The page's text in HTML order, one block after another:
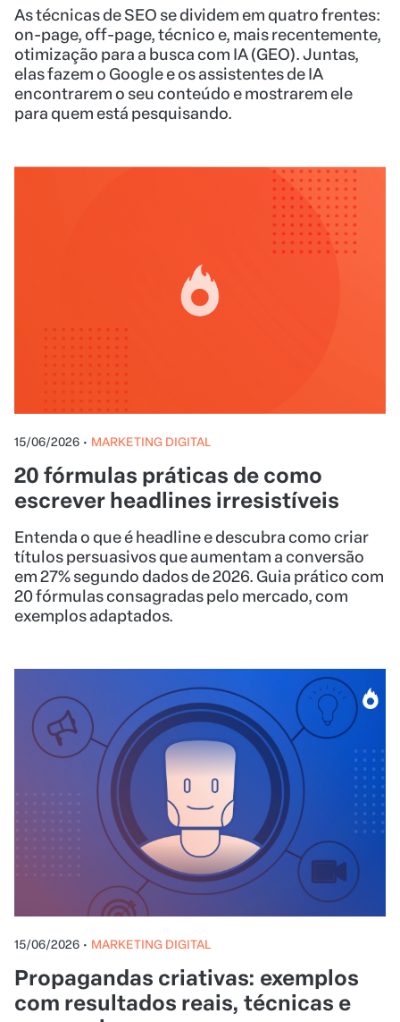
As técnicas de SEO se dividem em quatro frentes:
on-page, off-page, técnico e, mais recentemente,
otimização para a busca com IA (GEO). Juntas,
elas fazem o Google e os assistentes de IA
encontrarem o seu conteúdo e mostrarem ele
para quem está pesquisando.
15/06/2026 • MARKETING DIGITAL
20 fórmulas práticas de como
escrever headlines irresistíveis
Entenda o que é headline e descubra como criar
títulos persuasivos que aumentam a conversão
em 27% segundo dados de 2026. Guia prático com
20 fórmulas consagradas pelo mercado, com
exemplos adaptados.
15/06/2026 • MARKETING DIGITAL
Propagandas criativas: exemplos
com resultados reais, técnicas e